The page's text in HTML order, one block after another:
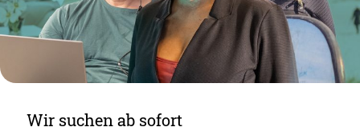
Wir suchen ab sofort